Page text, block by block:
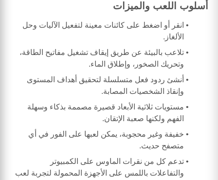
أسلوب اللعب والميزات
انقر أو اضغط على كائنات معينة لتفعيل الآليات وحل
الألغاز.
تلاعب بالبيئة عن طريق إيقاف تشغيل مفاتيح الطاقة،
وتحريك الصخور، وإطلاق الماء.
أنشئ ردود فعل متسلسلة لتحقيق أهداف المستوى
وإنقاذ الشخصيات المصابة.
مستويات ثلاثية الأبعاد قصيرة مصممة بذكاء وسهلة
الفهم ولكنها صعبة الإتقان.
خفيفة وغير محجوبة، يمكن لعبها على الفور في أي
متصفح حديث.
تدعم كل من نقرات الماوس على الكمبيوتر
والتفاعلات باللمس على الأجهزة المحمولة لتجربة لعب